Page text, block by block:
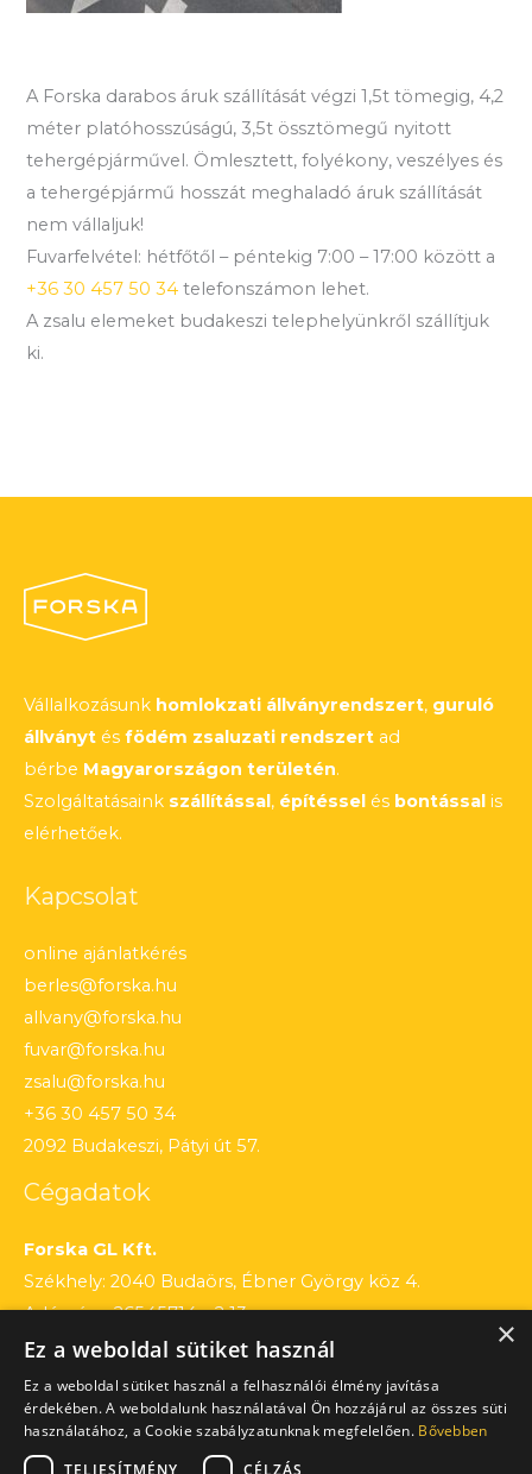
A Forska darabos áruk szállítását végzi 1,5t tömegig, 4,2
méter platóhosszúságú, 3,5t össztömegű nyitott
tehergépjárművel. Ömlesztett, folyékony, veszélyes és
a tehergépjármű hosszát meghaladó áruk szállítását
nem vállaljuk!
Fuvarfelvétel: hétfőtől – péntekig 7:00 – 17:00 között a
+36 30 457 50 34 telefonszámon lehet.
A zsalu elemeket budakeszi telephelyünkről szállítjuk
ki.
Vállalkozásunk homlokzati állványrendszert, guruló
állványt és födém zsaluzati rendszert ad
bérbe Magyarországon területén.
Szolgáltatásaink szállítással, építéssel és bontással is
elérhetőek.
Kapcsolat
online ajánlatkérés
berles@forska.hu
allvany@forska.hu
fuvar@forska.hu
zsalu@forska.hu
+36 30 457 50 34
2092 Budakeszi, Pátyi út 57.
Cégadatok
Forska GL Kft.
Székhely: 2040 Budaörs, Ébner György köz 4.
Adószám: 26545714 – 2 13
Cégjegyzékszám: 13 – 09 – 195803
Számlaszám: 12010154 – 01660751 – 00100001
×
Ez a weboldal sütiket használ
Ez a weboldal sütiket használ a felhasználói élmény javítása
érdekében. A weboldalunk használatával Ön hozzájárul az összes süti
használatához, a Cookie szabályzatunknak megfelelően. Bővebben
TELJESÍTMÉNY
CÉLZÁS